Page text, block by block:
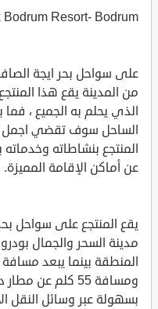
Resort- Bodrum
على سواحل بحر ايجة
من المدينة يقع هذا
الذي يحلم به الجميع ،
الساحل سوف تقضي اجمل
المنتجع بنشاطاته وخدماته
عن أماكن الإقامة المميزة.
يقع المنتجع على سواحل
ومسافة 55 كلم
بسهولة عبر وسائل النقل